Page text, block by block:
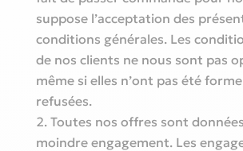
suppose l’acceptation des
conditions générales. Les
de nos clients ne nous sont pas
même si elles n’ont pas été
refusées.
Toutes nos offres sont
moindre engagement. Les